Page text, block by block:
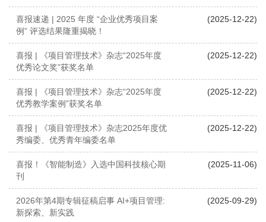
喜报速递 | 2025 年度 “企业优秀项目案
例” 评选结果隆重揭晓！
(2025-12-22)
喜报 | 《项目管理技术》杂志“2025年度
优秀论文奖”获奖名单
(2025-12-22)
喜报 | 《项目管理技术》杂志“2025年度
优秀教学案例”获奖名单
(2025-12-22)
喜报 | 《项目管理技术》杂志2025年度优
秀编委、优秀青年编委名单
(2025-12-22)
喜报！《智能制造》入选中国科技核心期
刊
(2025-11-06)
2026年第4期专辑征稿启事 AI+项目管理:
新探索、新实践
(2025-09-29)